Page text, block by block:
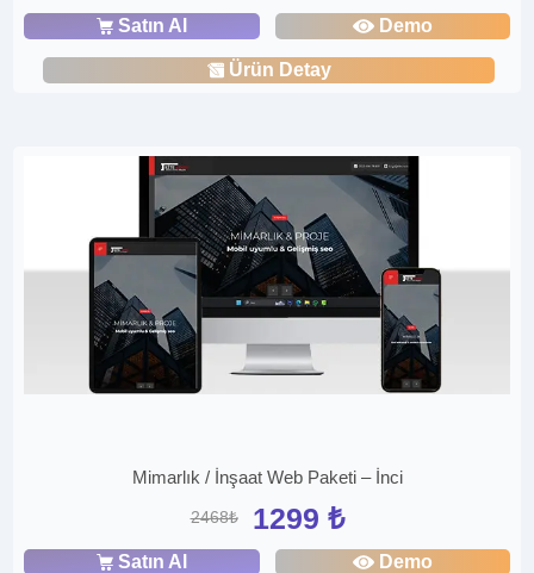
Satın Al Demo
Ürün Detay
Mimarlık / İnşaat Web Paketi – İnci
2468₺ 1299 ₺
Satın Al Demo